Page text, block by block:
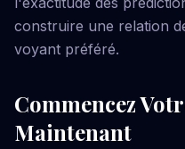
construire une relation
voyant préféré.
Commencez
Maintenant